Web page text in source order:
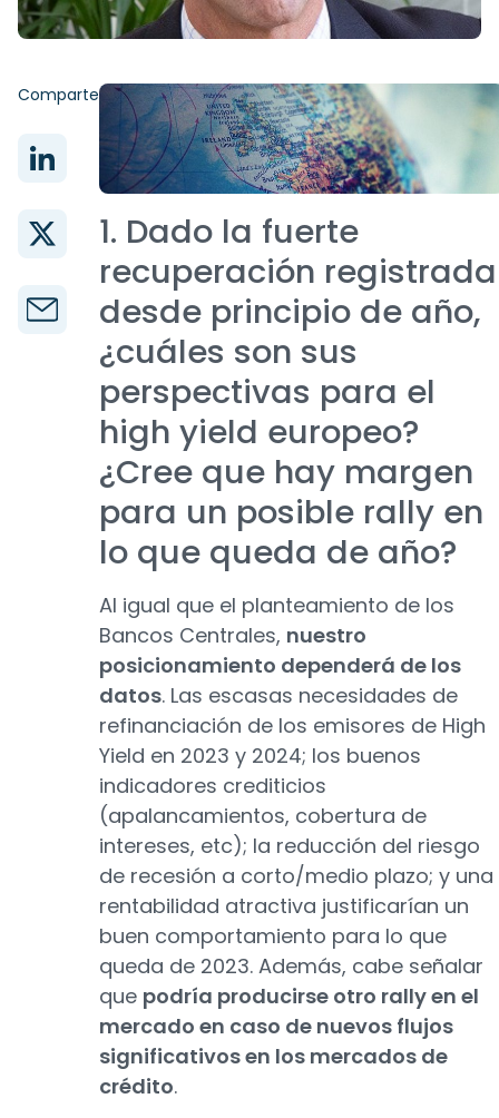
Comparte
1. Dado la fuerte
recuperación registrada
desde principio de año,
¿cuáles son sus
perspectivas para el
high yield europeo?
¿Cree que hay margen
para un posible rally en
lo que queda de año?
Al igual que el planteamiento de los
Bancos Centrales, nuestro
posicionamiento dependerá de los
datos. Las escasas necesidades de
refinanciación de los emisores de High
Yield en 2023 y 2024; los buenos
indicadores crediticios
(apalancamientos, cobertura de
intereses, etc); la reducción del riesgo
de recesión a corto/medio plazo; y una
rentabilidad atractiva justificarían un
buen comportamiento para lo que
queda de 2023. Además, cabe señalar
que podría producirse otro rally en el
mercado en caso de nuevos flujos
significativos en los mercados de
crédito.